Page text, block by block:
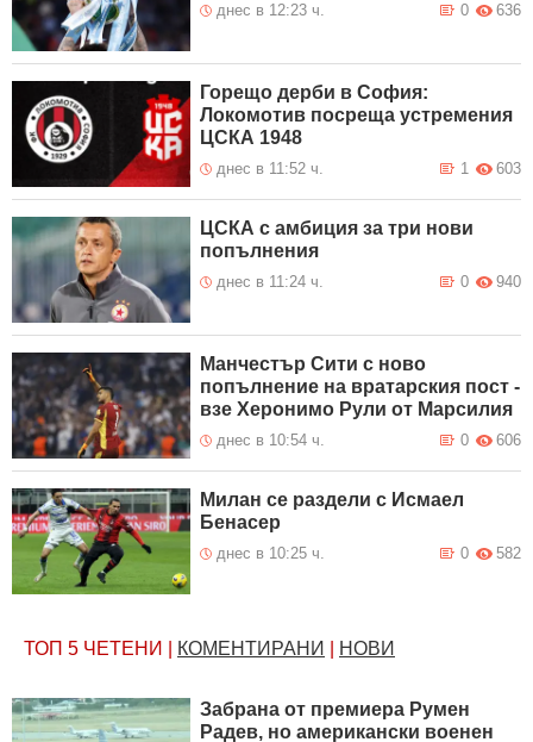
днес в 12:23 ч. 636
0
Горещо дерби в София:
Локомотив посреща устремения
ЦСКА 1948
днес в 11:52 ч. 603
1
ЦСКА с амбиция за три нови
попълнения
днес в 11:24 ч. 940
0
Манчестър Сити с ново
попълнение на вратарския пост -
взе Херонимо Рули от Марсилия
днес в 10:54 ч. 606
0
Милан се раздели с Исмаел
Бенасер
днес в 10:25 ч. 582
0
ТОП 5 ЧЕТЕНИ КОМЕНТИРАНИ НОВИ
Забрана от премиера Румен
Радев, но американски военен